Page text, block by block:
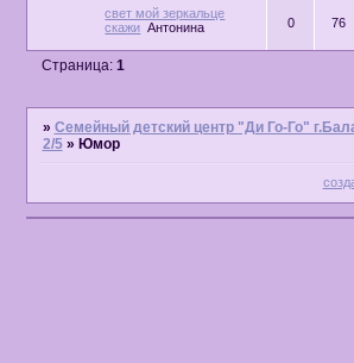
свет мой зеркальце
скажи Антонина 0 76
Страница: 1
» Семейный детский центр "Ди Го-Го"
2/5 » Юмор